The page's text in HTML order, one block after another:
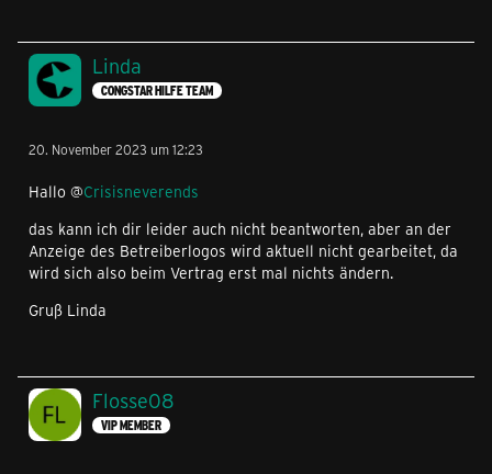
Linda
CONGSTAR HILFE TEAM
20. November 2023 um 12:23
Hallo @Crisisneverends
das kann ich dir leider auch nicht beantworten, aber an der
Anzeige des Betreiberlogos wird aktuell nicht gearbeitet, da
wird sich also beim Vertrag erst mal nichts ändern.
Gruß Linda
Flosse08
VIP MEMBER